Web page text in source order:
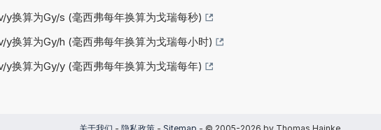
y换算为Gy/s (毫西弗每年换算为戈瑞每秒)
y换算为Gy/h (毫西弗每年换算为戈瑞每小时)
y换算为Gy/y (毫西弗每年换算为戈瑞每年)